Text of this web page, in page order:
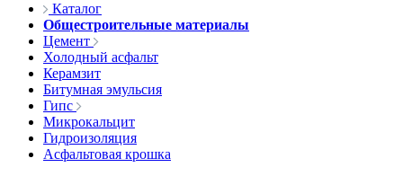
Каталог
Общестроительные материалы
Цемент
Холодный асфальт
Керамзит
Битумная эмульсия
Гипс
Микрокальцит
Гидроизоляция
Асфальтовая крошка